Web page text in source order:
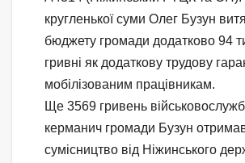
кругленької суми Олег Бузун
бюджету громади додатково 94
гривні як додаткову трудову
мобілізованим працівникам.
Ще 3569 гривень
керманич громади Бузун
сумісництво від Ніжинського